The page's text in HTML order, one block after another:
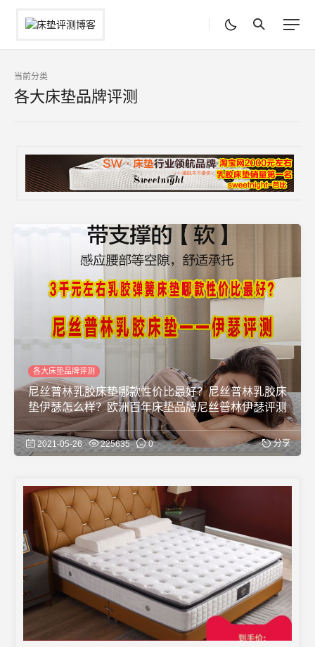
当前分类
各大床垫品牌评测
各大床垫品牌评测
尼丝普林乳胶床垫哪款性价比最好？尼丝普林乳胶床
垫伊瑟怎么样？欧洲百年床垫品牌尼丝普林伊瑟评测
2021-05-26 225635 0 分享